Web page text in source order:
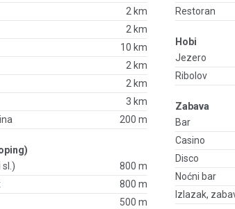
2 km
2 km
10 km
2 km
2 km
3 km
200 m
sl.)
800 m
800 m
500 m
Restoran
Hobi
Jezero
Ribolov
Zabava
Bar
Casino
Disco
Noćni bar
Izlazak,